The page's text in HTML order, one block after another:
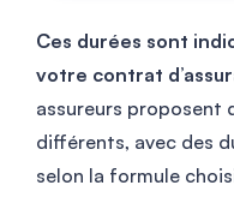
Ces durées sont
votre contrat
assureurs proposent
différents, avec des
selon la formule